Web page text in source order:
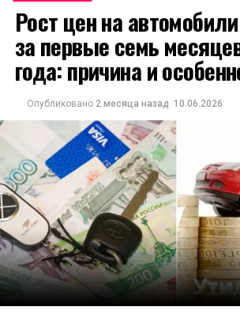
Рост цен на
за первые семь
года: причина и
Опубликовано 2 месяца назад 10.06.2026